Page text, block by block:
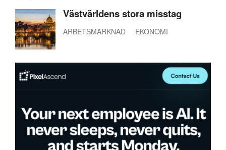
Västvärldens stora misstag
ARBETSMARKNAD EKONOMI